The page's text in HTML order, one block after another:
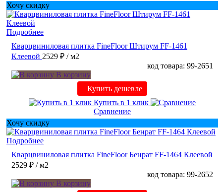
Хочу скидку
Подробнее
Кварцвиниловая плитка FineFloor Штирум FF-1461
Клеевой 2529 ₽ / м2
код товара: 99-2651
В корзину
Купить дешевле
Купить в 1 клик
Сравнение
Хочу скидку
Подробнее
Кварцвиниловая плитка FineFloor Бенрат FF-1464 Клеевой
2529 ₽ / м2
код товара: 99-2652
В корзину